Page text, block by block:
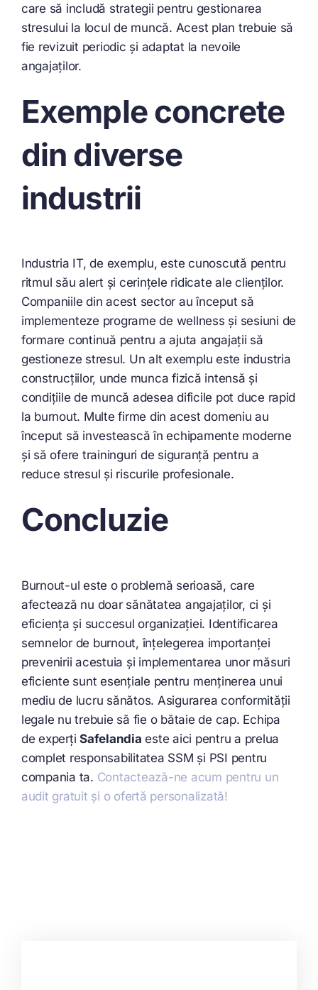
care să includă strategii pentru gestionarea
stresului la locul de muncă. Acest plan trebuie să
fie revizuit periodic și adaptat la nevoile
angajaților.
Exemple concrete
din diverse
industrii
Industria IT, de exemplu, este cunoscută pentru
ritmul său alert și cerințele ridicate ale clienților.
Companiile din acest sector au început să
implementeze programe de wellness și sesiuni de
formare continuă pentru a ajuta angajații să
gestioneze stresul. Un alt exemplu este industria
construcțiilor, unde munca fizică intensă și
condițiile de muncă adesea dificile pot duce rapid
la burnout. Multe firme din acest domeniu au
început să investească în echipamente moderne
și să ofere traininguri de siguranță pentru a
reduce stresul și riscurile profesionale.
Concluzie
Burnout-ul este o problemă serioasă, care
afectează nu doar sănătatea angajaților, ci și
eficiența și succesul organizației. Identificarea
semnelor de burnout, înțelegerea importanței
prevenirii acestuia și implementarea unor măsuri
eficiente sunt esențiale pentru menținerea unui
mediu de lucru sănătos. Asigurarea conformității
legale nu trebuie să fie o bătaie de cap. Echipa
de experțiSafelandia este aici pentru a prelua
complet responsabilitatea SSM și PSI pentru
compania ta. Contactează-ne acum pentru un
audit gratuit și o ofertă personalizată!